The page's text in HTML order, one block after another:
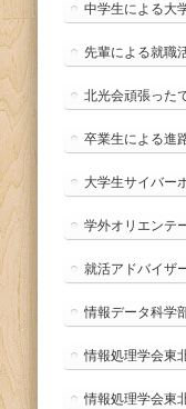
中学生による大
先輩による就職
北光会頑張った
卒業生による進
大学生サイバー
学外オリエンテ
就活アドバイザ
情報データ科学
情報処理学会東
情報処理学会東